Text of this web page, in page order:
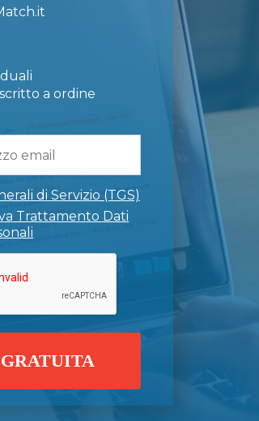
a ordine
di Servizio (TGS)
Trattamento Dati